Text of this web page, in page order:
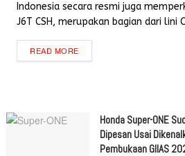
Indonesia secara resmi juga
J6T CSH, merupakan bagian dari lini
READ MORE
Honda Super-ONE
Dipesan Usai
Pembukaan GIIAS